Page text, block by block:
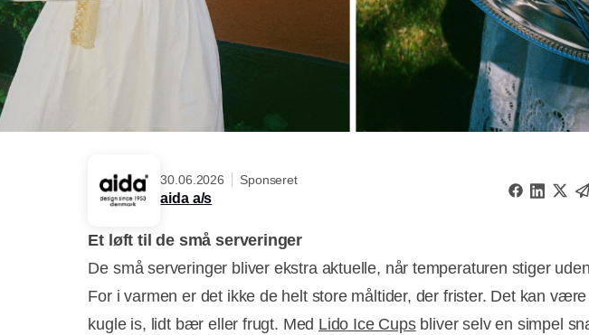
30.06.2026 Sponseret
aida a/s
Et løft til de små serveringer
De små serveringer bliver ekstra aktuelle, når temperaturen stiger
For i varmen er det ikke de helt store måltider, der frister. Det kan
kugle is, lidt bær eller frugt. Med Lido Ice Cupsbliver selv en simpel